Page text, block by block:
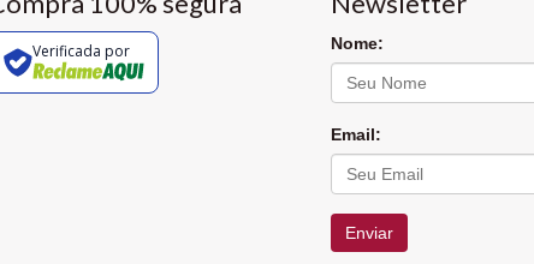
Verificada por Nome:
Email:
Enviar